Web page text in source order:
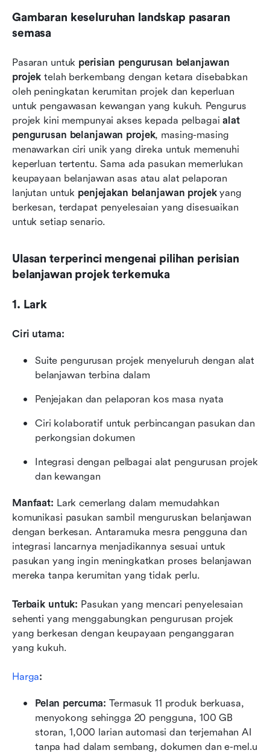
Gambaran keseluruhan landskap pasaran
semasa
Pasaran untuk perisian pengurusan belanjawan
projek telah berkembang dengan ketara disebabkan
oleh peningkatan kerumitan projek dan keperluan
untuk pengawasan kewangan yang kukuh. Pengurus
projek kini mempunyai akses kepada pelbagai alat
pengurusan belanjawan projek, masing-masing
menawarkan ciri unik yang direka untuk memenuhi
keperluan tertentu. Sama ada pasukan memerlukan
keupayaan belanjawan asas atau alat pelaporan
lanjutan untuk penjejakan belanjawan projek yang
berkesan, terdapat penyelesaian yang disesuaikan
untuk setiap senario.
Ulasan terperinci mengenai pilihan perisian
belanjawan projek terkemuka
1. Lark
Ciri utama:
Suite pengurusan projek menyeluruh dengan alat
belanjawan terbina dalam
Penjejakan dan pelaporan kos masa nyata
Ciri kolaboratif untuk perbincangan pasukan dan
perkongsian dokumen
Integrasi dengan pelbagai alat pengurusan projek
dan kewangan
Manfaat: Lark cemerlang dalam memudahkan
komunikasi pasukan sambil menguruskan belanjawan
dengan berkesan. Antaramuka mesra pengguna dan
integrasi lancarnya menjadikannya sesuai untuk
pasukan yang ingin meningkatkan proses belanjawan
mereka tanpa kerumitan yang tidak perlu.
Terbaik untuk: Pasukan yang mencari penyelesaian
sehenti yang menggabungkan pengurusan projek
yang berkesan dengan keupayaan penganggaran
yang kukuh.
Harga:
Pelan percuma: Termasuk 11 produk berkuasa,
menyokong sehingga 20 pengguna, 100 GB
storan, 1,000 larian automasi dan terjemahan AI
tanpa had dalam sembang, dokumen dan e-mel.u